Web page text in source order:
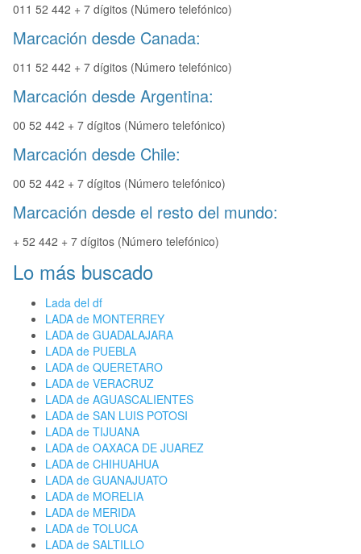
011 52 442 + 7 dígitos (Número telefónico)
Marcación desde Canada:
011 52 442 + 7 dígitos (Número telefónico)
Marcación desde Argentina:
00 52 442 + 7 dígitos (Número telefónico)
Marcación desde Chile:
00 52 442 + 7 dígitos (Número telefónico)
Marcación desde el resto del mundo:
+ 52 442 + 7 dígitos (Número telefónico)
Lo más buscado
Lada del df
LADA de MONTERREY
LADA de GUADALAJARA
LADA de PUEBLA
LADA de QUERETARO
LADA de VERACRUZ
LADA de AGUASCALIENTES
LADA de SAN LUIS POTOSI
LADA de TIJUANA
LADA de OAXACA DE JUAREZ
LADA de CHIHUAHUA
LADA de GUANAJUATO
LADA de MORELIA
LADA de MERIDA
LADA de TOLUCA
LADA de SALTILLO